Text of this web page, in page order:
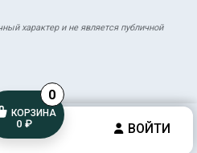
характер и не является публичной
КОРЗИНА
0 ₽
0
ВОЙТИ